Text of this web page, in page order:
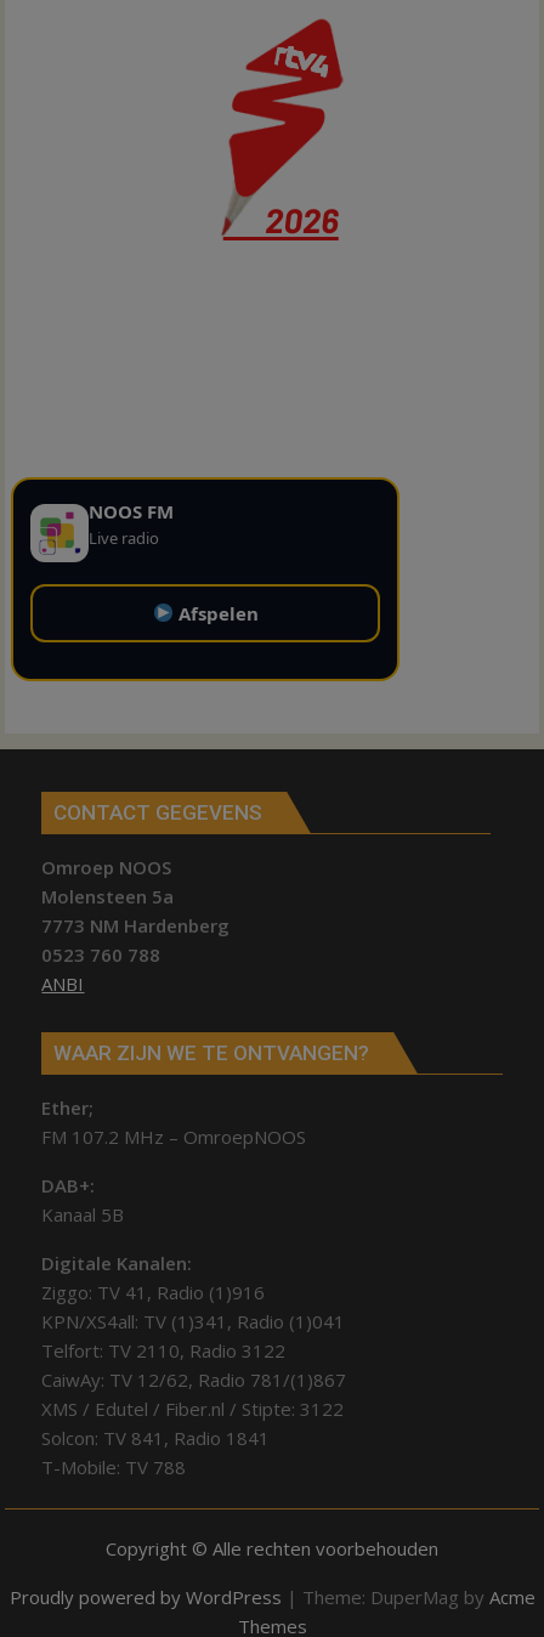
NOOS FM
Live radio
Afspelen
CONTACT GEGEVENS
Omroep NOOS
Molensteen 5a
7773 NM Hardenberg
0523 760 788
ANBI
WAAR ZIJN WE TE ONTVANGEN?
Ether;
FM 107.2 MHz – OmroepNOOS
DAB+:
Kanaal 5B
Digitale Kanalen:
Ziggo: TV 41, Radio (1)916
KPN/XS4all: TV (1)341, Radio (1)041
Telfort: TV 2110, Radio 3122
CaiwAy: TV 12/62, Radio 781/(1)867
XMS / Edutel / Fiber.nl / Stipte: 3122
Solcon: TV 841, Radio 1841
T-Mobile: TV 788
Copyright © Alle rechten voorbehouden
Proudly powered by WordPress | Theme: DuperMag by Acme
Themes